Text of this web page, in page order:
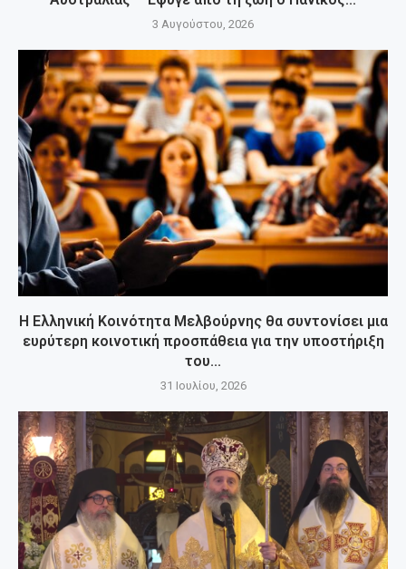
3 Αυγούστου, 2026
Η Ελληνική Κοινότητα Μελβούρνης θα συντονίσει μια
ευρύτερη κοινοτική προσπάθεια για την υποστήριξη
του...
31 Ιουλίου, 2026